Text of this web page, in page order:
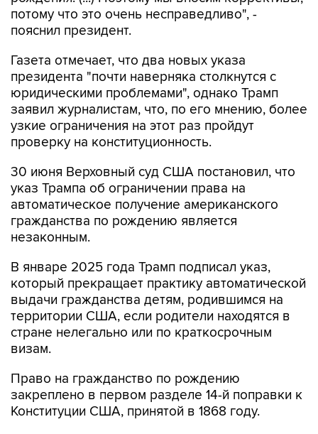
потому что это очень несправедливо", -
пояснил президент.
Газета отмечает, что два новых указа
президента "почти наверняка столкнутся с
юридическими проблемами", однако Трамп
заявил журналистам, что, по его мнению, более
узкие ограничения на этот раз пройдут
проверку на конституционность.
30 июня Верховный суд США постановил, что
указ Трампа об ограничении права на
автоматическое получение американского
гражданства по рождению является
незаконным.
В январе 2025 года Трамп подписал указ,
который прекращает практику автоматической
выдачи гражданства детям, родившимся на
территории США, если родители находятся в
стране нелегально или по краткосрочным
визам.
Право на гражданство по рождению
закреплено в первом разделе 14-й поправки к
Конституции США, принятой в 1868 году.